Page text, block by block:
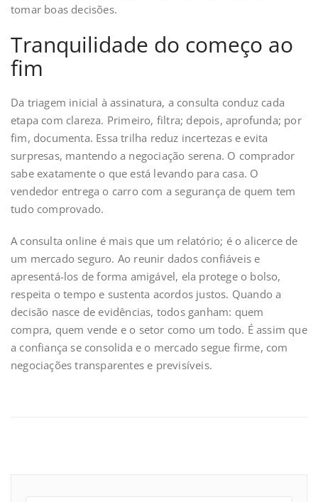
tomar boas decisões.
Tranquilidade do começo ao
fim
Da triagem inicial à assinatura, a consulta conduz cada
etapa com clareza. Primeiro, filtra; depois, aprofunda; por
fim, documenta. Essa trilha reduz incertezas e evita
surpresas, mantendo a negociação serena. O comprador
sabe exatamente o que está levando para casa. O
vendedor entrega o carro com a segurança de quem tem
tudo comprovado.
A consulta online é mais que um relatório; é o alicerce de
um mercado seguro. Ao reunir dados confiáveis e
apresentá-los de forma amigável, ela protege o bolso,
respeita o tempo e sustenta acordos justos. Quando a
decisão nasce de evidências, todos ganham: quem
compra, quem vende e o setor como um todo. É assim que
a confiança se consolida e o mercado segue firme, com
negociações transparentes e previsíveis.